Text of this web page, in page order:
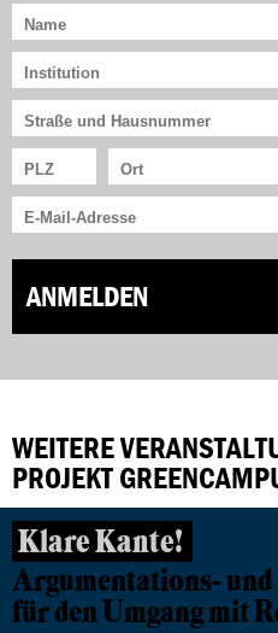
ANMELDEN
WEITERE
PROJEKT
Klare Kante!
Argumentations-
für den Umgang mit